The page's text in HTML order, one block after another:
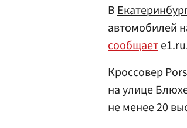
В
автомобилей
сообщает
Кроссовер
на улице
не менее 20